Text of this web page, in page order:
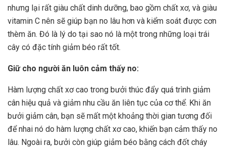
nhưng lại rất giàu chất dinh dưỡng, bao gồm chất xơ, và giàu
vitamin C nên sẽ giúp bạn no lâu hơn và kiểm soát được cơn
thèm ăn. Đó là lý do tại sao nó là một trong những loại trái
cây có đặc tính giảm béo rất tốt.
Giữ cho người ăn luôn cảm thấy no:
Hàm lượng chất xơ cao trong bưởi thúc đẩy quá trình giảm
cân hiệu quả và giảm nhu cầu ăn liên tục của cơ thể. Khi ăn
bưởi giảm cân, bạn sẽ mất một khoảng thời gian tương đối
để nhai nó do hàm lượng chất xơ cao, khiến bạn cảm thấy no
lâu. Ngoài ra, bưởi còn giúp giảm béo bằng cách đốt cháy